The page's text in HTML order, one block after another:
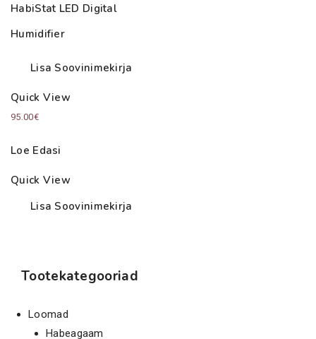
HabiStat LED Digital
Humidifier
Lisa Soovinimekirja
Quick View
95.00€
Loe Edasi
Quick View
Lisa Soovinimekirja
Tootekategooriad
Loomad
Habeagaam